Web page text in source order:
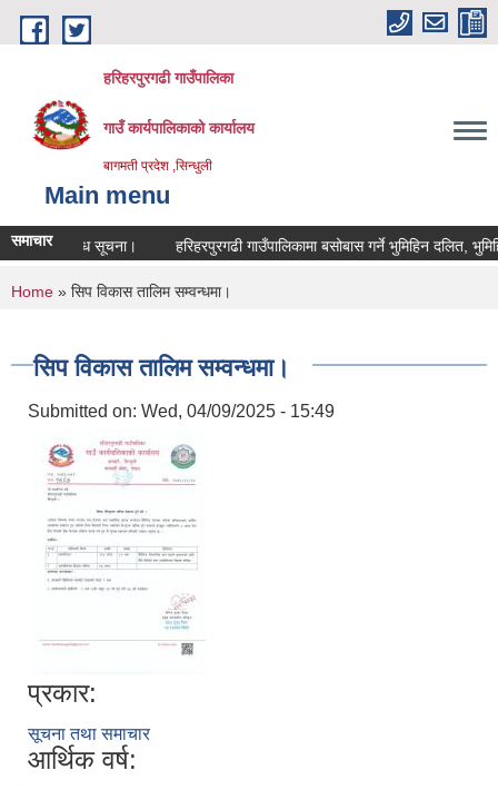
Skip to main content
हरिहरपुरगढी गाउँपालिका
गाउँ कार्यपालिकाको कार्यालय
बागमती प्रदेश ,सिन्धुली
Main menu
समाचारसम्वन्धि सूचना। हरिहरपुरगढी गाउँपालिकामा बसोबास गर्ने भुमिहिन दलित,
You are here
Home » सिप विकास तालिम सम्वन्धमा।
सिप विकास तालिम सम्वन्धमा।
Submitted on: Wed, 04/09/2025 - 15:49
प्रकार:
सूचना तथा समाचार
आर्थिक वर्ष: